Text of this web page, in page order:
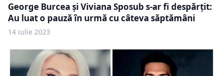
George Burcea și Viviana Sposub s-ar fi despărțit:
Au luat o pauză în urmă cu câteva săptămâni
14 iulie 2023